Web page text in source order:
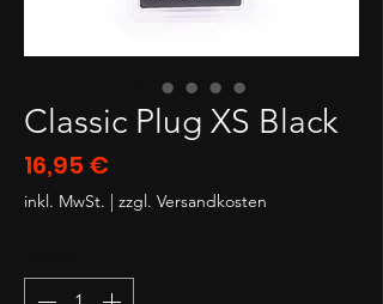
Classic Plug XS Black
16,95 €
inkl. MwSt. | zzgl. Versandkosten